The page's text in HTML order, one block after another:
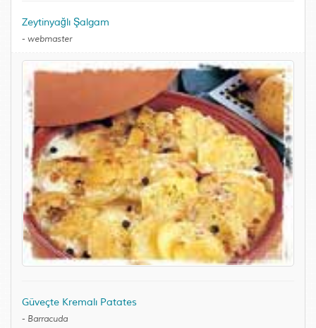
Zeytinyağlı Şalgam
- webmaster
Güveçte Kremalı Patates
- Barracuda